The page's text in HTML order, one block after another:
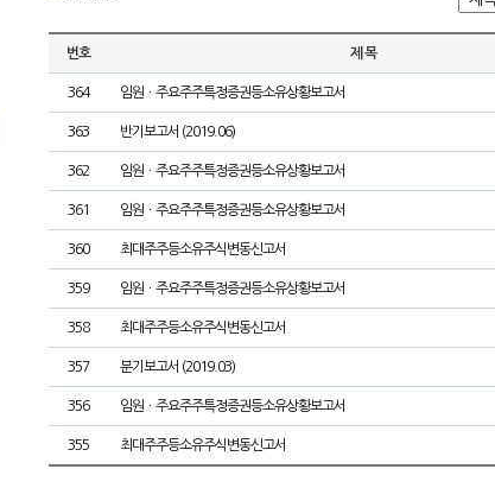
번호 제 목
364 임원ㆍ주요주주특정증권등소유상황보고서
363 반기보고서 (2019.06)
362 임원ㆍ주요주주특정증권등소유상황보고서
361 임원ㆍ주요주주특정증권등소유상황보고서
360 최대주주등소유주식변동신고서
359 임원ㆍ주요주주특정증권등소유상황보고서
358 최대주주등소유주식변동신고서
357 분기보고서 (2019.03)
356 임원ㆍ주요주주특정증권등소유상황보고서
355 최대주주등소유주식변동신고서